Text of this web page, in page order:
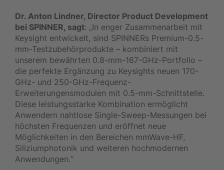
Dr. Anton Lindner, Director Product Development
bei SPINNER, sagt: „In enger Zusammenarbeit mit
Keysight entwickelt, sind SPINNERs Premium-0.5-
mm-Testzubehörprodukte – kombiniert mit
unserem bewährten 0.8-mm-167-GHz-Portfolio –
die perfekte Ergänzung zu Keysights neuen 170-
GHz- und 250-GHz-Frequenz-
Erweiterungensmodulen mit 0.5-mm-Schnittstelle.
Diese leistungsstarke Kombination ermöglicht
Anwendern nahtlose Single-Sweep-Messungen bei
höchsten Frequenzen und eröffnet neue
Möglichkeiten in den Bereichen mmWave-HF,
Siliziumphotonik und weiteren hochmodernen
Anwendungen.“